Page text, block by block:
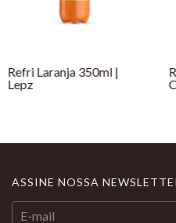
Refri Laranja 350ml |
Lepz
ASSINE NOSSA